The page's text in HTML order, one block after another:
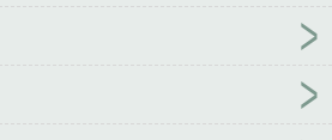
条太厚百度